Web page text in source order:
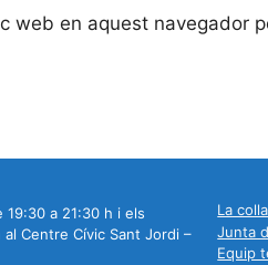
web en aquest navegador
19:30 a 21:30 h i els
Centre Cívic Sant Jordi –
La colla
Junta
Equip